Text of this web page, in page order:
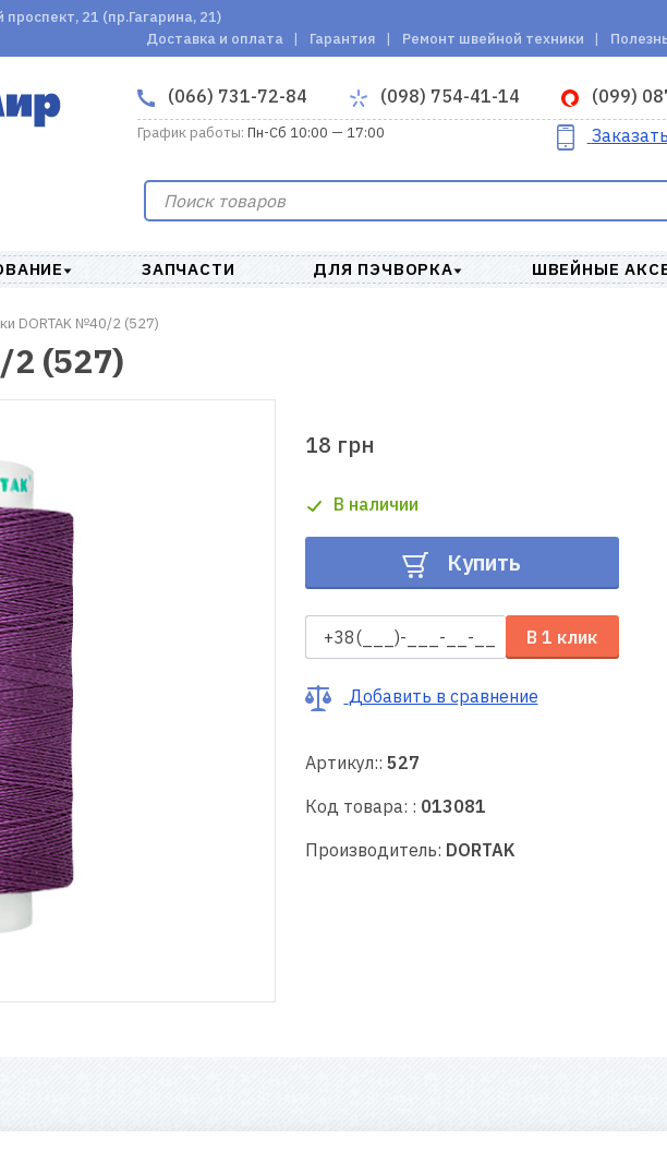
21 (пр.Гагарина, 21)
Доставка и оплата Гарантия Ремонт швейной техники
(066) 731-72-84 (098) 754-41-14 (099)
График работы: Пн-Сб 10:00 — 17:00
ЗАПЧАСТИ ДЛЯ ПЭЧВОРКА ШВЕЙНЫЕ
DORTAK №40/2 (527)
2 (527)
18 грн
В наличии
Купить
В 1 клик
Добавить в сравнение
Артикул:: 527
Код товара: : 013081
Производитель: DORTAK